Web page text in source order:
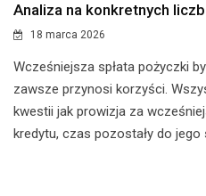
Analiza na konkretnych
18 marca 2026
​Wcześniejsza spłata pożyczki
zawsze przynosi korzyści.
kwestii jak prowizja za
kredytu, czas pozostały do jego